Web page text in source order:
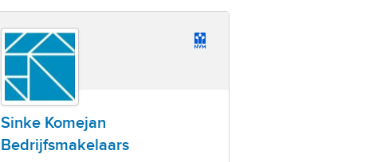
Sinke Komejan
Bedrijfsmakelaars